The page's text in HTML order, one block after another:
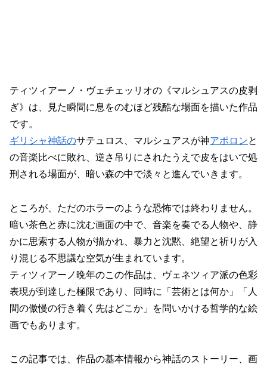
ティツィアーノ・ヴェチェッリオの《マルシュアスの皮剥
ぎ》は、見た瞬間に息をのむほど残酷な場面を描いた作品
です。
ギリシャ神話のサテュロス、マルシュアスが神アポロンと
の音楽比べに敗れ、逆さ吊りにされたうえで皮をはいで処
刑される場面が、暗い森の中で淡々と進んでいきます。
ところが、ただのホラーのような恐怖では終わりません。
暗い茶色と赤に沈む画面の中で、音楽を奏でる人物や、静
かに思索する人物が描かれ、暴力と沈黙、絶望と祈りが入
り混じる不思議な空気が生まれています。
ティツィアーノ晩年のこの作品は、ヴェネツィア派の色彩
表現が到達した極限であり、同時に「芸術とは何か」「人
間の傲慢の行き着く先はどこか」を問いかける哲学的な絵
画でもあります。
この記事では、作品の基本情報から神話のストーリー、画